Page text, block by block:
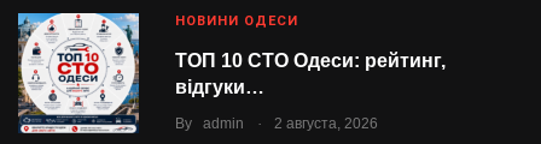
НОВИНИ ОДЕСИ
ТОП 10 СТО Одеси: рейтинг,
відгуки…
By admin . 2 августа, 2026